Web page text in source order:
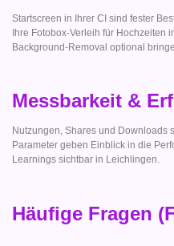
Startscreen in Ihrer CI sind fester
Ihre Fotobox-Verleih für Hochzeiten
Background-Removal optional
Messbarkeit &
Nutzungen, Shares und Downloads
Parameter geben Einblick in die
Learnings sichtbar in Leichlingen.
Häufige Fragen